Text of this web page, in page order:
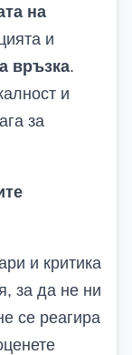
на
и
връзка.
и
за
и критика
за да не ни
се реагира